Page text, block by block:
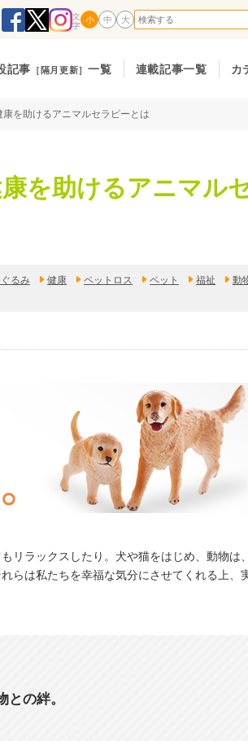
小 中 大
記事 ［隔月更新］一覧 連載記事一覧 カ
を助けるアニマルセラピーとは
を助けるアニマル
るみ 健康 ペットロス ペット 福祉 動
リラックスしたり。犬や猫をはじめ、動物
らは私たちを幸福な気分にさせてくれる上、
の絆。